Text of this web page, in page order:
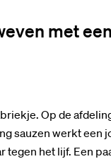
met
Op de
sauzen werkt een
het lijf. Een